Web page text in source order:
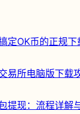
定OK币的正规下
易所电脑版下载
提现：流程详解